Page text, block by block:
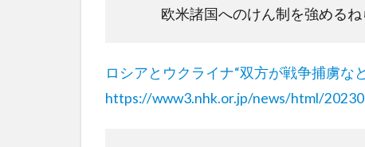
欧米諸国へのけん制を強めるね
ロシアとウクライナ“双方が戦争捕虜な
https://www3.nhk.or.jp/news/html/